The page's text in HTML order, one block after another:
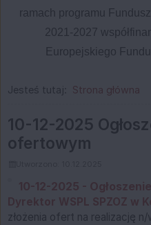
ramach programu
2021-2027
Europejskiego
Jesteś tutaj: Strona główna
Strona
Aktualności,
10-12-2025
ofertowym
złożenia ofert na realizację n/